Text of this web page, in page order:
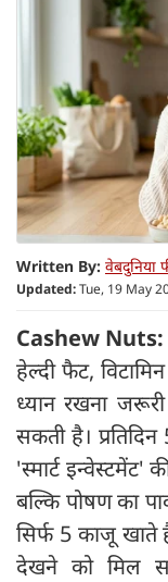
Written By: वेबदुनिया
Updated:Tue, 19 May
Cashew Nuts:
हेल्दी फैट,
ध्यान रखना
सकती है।
'स्मार्ट इन्वेस्टमेंट'
बल्कि पोषण का
सिर्फ 5 काजू
देखने को मिल